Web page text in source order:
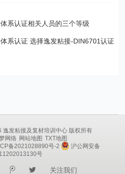
系认证相关人员的三个等级
系认证 选择逸发粘接-DIN6701认证
发粘接及复材培训中心 版权所有
网络 网站地图 TXT地图
备2021028890号-2
沪公网安备
号
关注我们